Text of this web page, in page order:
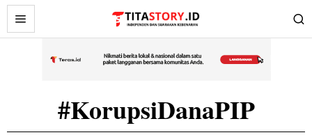
#KorupsiDanaPIP